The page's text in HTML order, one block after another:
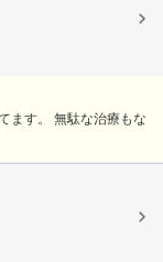
ます。 無駄な治療もな